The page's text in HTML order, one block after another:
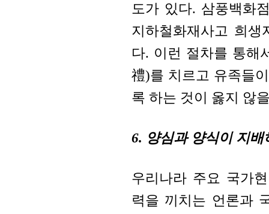
도가 있다. 삼풍백화
지하철화재사고 희
다. 이런 절차를 통해
禮)를 치르고 유족들
록 하는 것이 옳지 않
6. 양심과 양식이 지배
우리나라 주요 국가
력을 끼치는 언론과